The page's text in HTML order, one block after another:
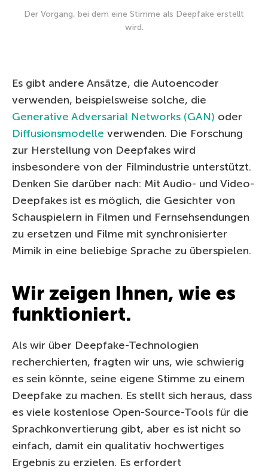
Der Vorgang, bei dem eine Stimme als Deepfake erstellt
wird.
Es gibt andere Ansätze, die Autoencoder
verwenden, beispielsweise solche, die
Generative Adversarial Networks (GAN) oder
Diffusionsmodelle verwenden. Die Forschung
zur Herstellung von Deepfakes wird
insbesondere von der Filmindustrie unterstützt.
Denken Sie darüber nach: Mit Audio- und Video-
Deepfakes ist es möglich, die Gesichter von
Schauspielern in Filmen und Fernsehsendungen
zu ersetzen und Filme mit synchronisierter
Mimik in eine beliebige Sprache zu überspielen.
Wir zeigen Ihnen, wie es
funktioniert.
Als wir über Deepfake-Technologien
recherchierten, fragten wir uns, wie schwierig
es sein könnte, seine eigene Stimme zu einem
Deepfake zu machen. Es stellt sich heraus, dass
es viele kostenlose Open-Source-Tools für die
Sprachkonvertierung gibt, aber es ist nicht so
einfach, damit ein qualitativ hochwertiges
Ergebnis zu erzielen. Es erfordert